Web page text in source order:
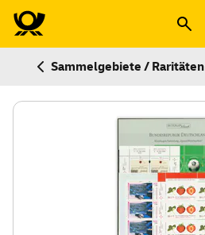
Sammelgebiete / Raritäten